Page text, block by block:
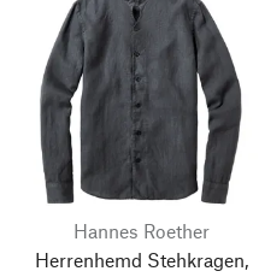
Hannes Roether
Herrenhemd Stehkragen,